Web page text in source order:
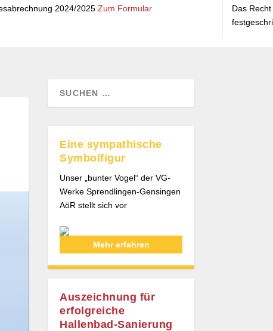
2024/2025 Zum Formular
Das
Eine sympathische
Symbolfigur
Unser „bunter Vogel“ der VG-
Werke Sprendlingen-Gensingen
AöR stellt sich vor
Mehr erfahren
Auszeichnung für
erfolgreiche
Hallenbad-Sanierung